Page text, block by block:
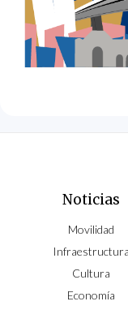
Noticias
Movilidad
Infraestructura
Cultura
Economía